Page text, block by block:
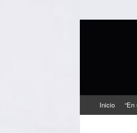
EL
Periodismo
al
Inicio